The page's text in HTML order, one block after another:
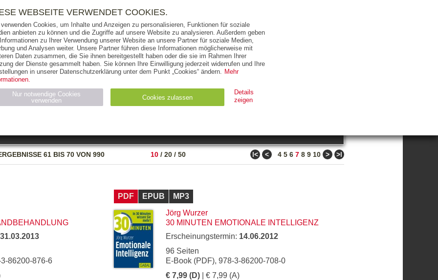
AUSGABEART AUS DER REIHE ZUM THEMA
61 BIS 70 VON 990 10 / 20 / 50 ǀ< < 4 5 6 7 8 9 10 > >ǀ
31.03.2013
86200-876-6
PDF EPUB
MP3
Jörg Wurzer
30 MINUTEN EMOTIONALE INTELLIGENZ
Erscheinungstermin: 14.06.2012
96 Seiten
E-Book (PDF), 978-3-86200-708-0
€ 7,99 (D) | € 7,99 (A)
AUDIO-CDS MP3 NON-BOOKS
AUTOREN VERLAG
RIGHTS PRESSE HANDEL FÜR UNTERNEHMEN
WEBSEITE VERWENDET COOKIES.
Cookies, um Inhalte und Anzeigen zu personalisieren, Funktionen für soziale
anbieten zu können und die Zugriffe auf unsere Website zu analysieren. Außerdem geben
zu Ihrer Verwendung unserer Website an unsere Partner für soziale Medien,
und Analysen weiter. Unsere Partner führen diese Informationen möglicherweise mit
Daten zusammen, die Sie ihnen bereitgestellt haben oder die sie im Rahmen Ihrer
der Dienste gesammelt haben. Sie können Ihre Einwilligung jederzeit widerrufen und Ihre
in unserer Datenschutzerklärung unter dem Punkt „Cookies“ ändern. Mehr
Nur notwendige Cookies
verwenden
Cookies zulassen
Details
zeigen
Anbieter Zweck Ablauf
Typ
gabal-
Wird für die Speicherung der Benutzer-Session verwendet HTTP